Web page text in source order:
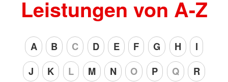
Leistungen von A-Z
A B C D E F G H
I
J
K L M N O P Q
R